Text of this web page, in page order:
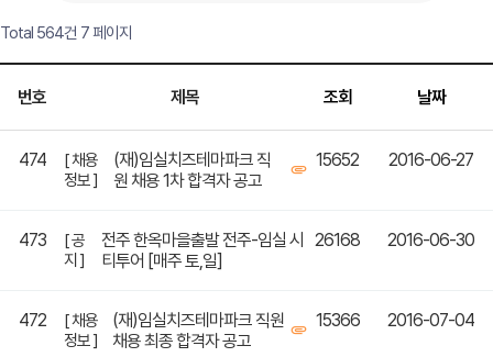
Total 564건 7 페이지
번호 제목 조회 날짜
474
[ 채용
정보 ]
(재)임실치즈테마파크 직
원 채용 1차 합격자 공고
15652 2016-06-27
473
[ 공
지 ]
전주 한옥마을출발 전주-임실 시
티투어 [매주 토,일]
26168 2016-06-30
472
[ 채용
정보 ]
(재)임실치즈테마파크 직원
채용 최종 합격자 공고
15366 2016-07-04